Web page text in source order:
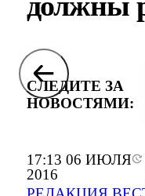
17:13 06 ИЮЛЯ
2016
СЛЕДИТЕ ЗА
НОВОСТЯМИ: